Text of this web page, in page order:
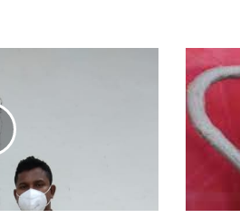
साल
में
बिलासपुर
ने
स्वास्थ्य
में